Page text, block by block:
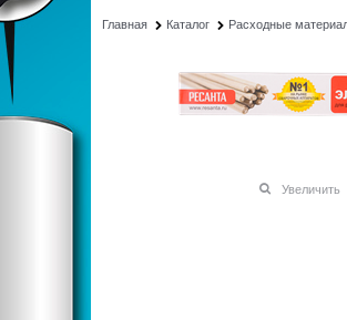
Главная Каталог Расходные
Увеличить